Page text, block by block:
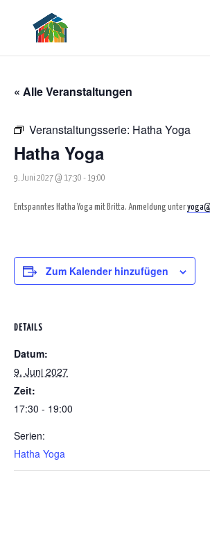
« Alle Veranstaltungen
Veranstaltungsserie: Hatha Yoga
Hatha Yoga
9. Juni 2027 @ 17:30 - 19:00
Entspanntes Hatha Yoga mit Britta. Anmeldung unter
Zum Kalender hinzufügen
DETAILS
Datum:
9. Juni 2027
Zeit:
17:30 - 19:00
Serien:
Hatha Yoga